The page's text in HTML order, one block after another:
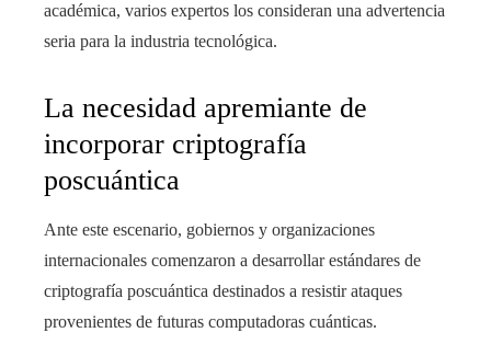
académica, varios expertos los consideran una advertencia
seria para la industria tecnológica.
La necesidad apremiante de
incorporar criptografía
poscuántica
Ante este escenario, gobiernos y organizaciones
internacionales comenzaron a desarrollar estándares de
criptografía poscuántica destinados a resistir ataques
provenientes de futuras computadoras cuánticas.